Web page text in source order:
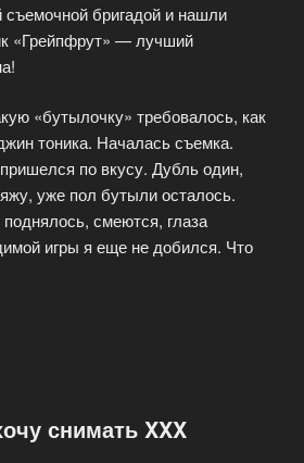
бригадой и нашли
«Грейпфрут» — лучший
«бутылочку» требовалось, как
тоника. Началась съемка.
по вкусу. Дубль один,
уже пол бутыли осталось.
смеются, глаза
игры я еще не добился. Что
снимать XXX